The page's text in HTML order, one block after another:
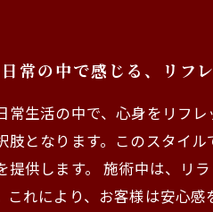
常の中で感じる、リフ
常生活の中で、心身をリフ
肢となります。このスタイ
提供します。 施術中は、リ
これにより、お客様は安心